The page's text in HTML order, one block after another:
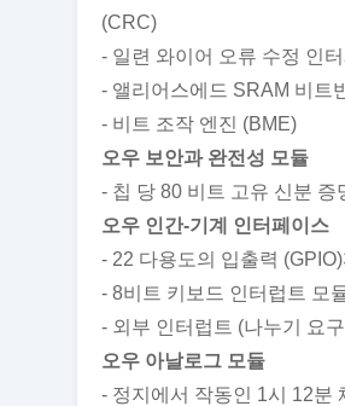
(CRC)
- 일련 와이어 오류 수정 인
- 앨리어스에드 SRAM 비트
- 비트 조작 엔진 (BME)
오우 보안과 완전성 모듈
- 칩 당 80 비트 고유 신분 증
오우 인간-기계 인터페이스
- 22 다용도의 입출력 (GPIO)
- 8비트 키보드 인터럽트 모
- 외부 인터럽트 (나누기 요
오우 아날로그 모듈
- 정지에서 작동인 1시 12분